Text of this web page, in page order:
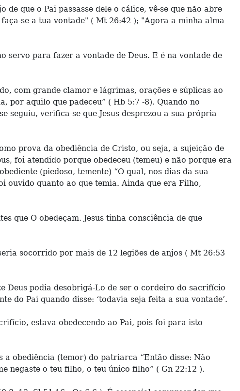
que o Pai passasse dele o cálice, vê-se que não abre
se a tua vontade" ( Mt 26:42 ); "Agora a minha alma
servo para fazer a vontade de Deus. E é na vontade de
com grande clamor e lágrimas, orações e súplicas ao
por aquilo que padeceu” ( Hb 5:7 -8). Quando no
seguiu, verifica-se que Jesus desprezou a sua própria
prova da obediência de Cristo, ou seja, a sujeição de
foi atendido porque obedeceu (temeu) e não porque era
(piedoso, temente) “O qual, nos dias da sua
ouvido quanto ao que temia. Ainda que era Filho,
que O obedeçam. Jesus tinha consciência de que
socorrido por mais de 12 legiões de anjos ( Mt 26:53
Deus podia desobrigá-Lo de ser o cordeiro do sacrifício
do Pai quando disse: ‘todavia seja feita a sua vontade’.
estava obedecendo ao Pai, pois foi para isto
a obediência (temor) do patriarca “Então disse: Não
negaste o teu filho, o teu único filho” ( Gn 22:12 ).